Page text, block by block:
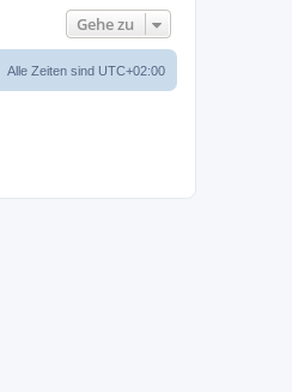
Gehe zu
Alle Zeiten sind UTC+02:00